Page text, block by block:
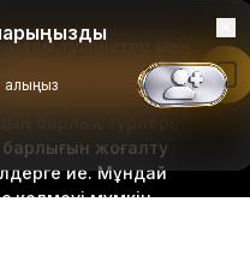
түсініктер мен
біздің
барлық түрлері,
жоғалту
ие. Мұндай
келмеуі мүмкін.
алыңыз
қолданбасында оқу